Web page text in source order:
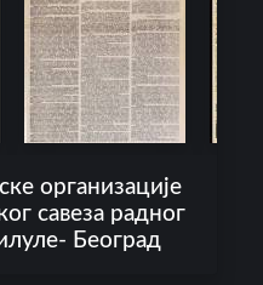
организације
савеза радног
Београд